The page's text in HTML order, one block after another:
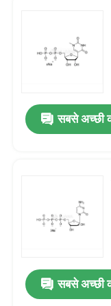
सबसे अच्छी
सबसे अच्छी